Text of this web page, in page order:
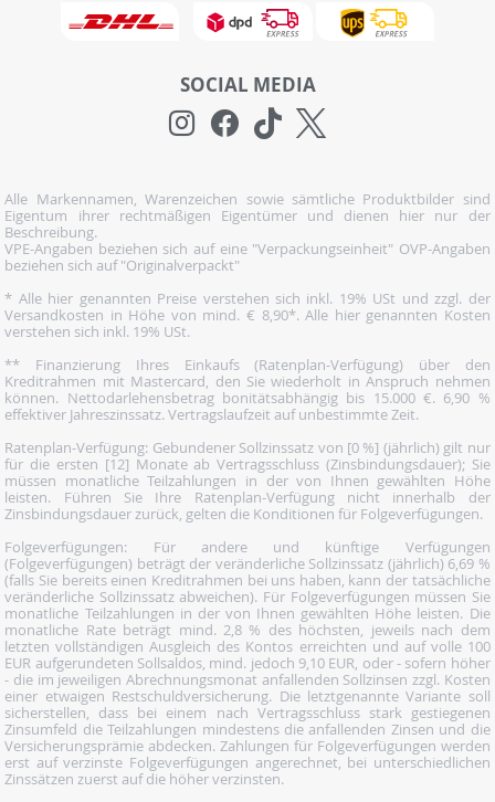
SOCIAL MEDIA
Alle Markennamen, Warenzeichen sowie sämtliche Produktbilder sind
Eigentum ihrer rechtmäßigen Eigentümer und dienen hier nur der
Beschreibung.
VPE-Angaben beziehen sich auf eine "Verpackungseinheit" OVP-Angaben
beziehen sich auf "Originalverpackt"
* Alle hier genannten Preise verstehen sich inkl. 19% USt und zzgl. der
Versandkosten in Höhe von mind. € 8,90*. Alle hier genannten Kosten
verstehen sich inkl. 19% USt.
** Finanzierung Ihres Einkaufs (Ratenplan-Verfügung) über den
Kreditrahmen mit Mastercard, den Sie wiederholt in Anspruch nehmen
können. Nettodarlehensbetrag bonitätsabhängig bis 15.000 €. 6,90 %
effektiver Jahreszinssatz. Vertragslaufzeit auf unbestimmte Zeit.
Ratenplan-Verfügung: Gebundener Sollzinssatz von [0 %] (jährlich) gilt nur
für die ersten [12] Monate ab Vertragsschluss (Zinsbindungsdauer); Sie
müssen monatliche Teilzahlungen in der von Ihnen gewählten Höhe
leisten. Führen Sie Ihre Ratenplan-Verfügung nicht innerhalb der
Zinsbindungsdauer zurück, gelten die Konditionen für Folgeverfügungen.
Folgeverfügungen: Für andere und künftige Verfügungen
(Folgeverfügungen) beträgt der veränderliche Sollzinssatz (jährlich) 6,69 %
(falls Sie bereits einen Kreditrahmen bei uns haben, kann der tatsächliche
veränderliche Sollzinssatz abweichen). Für Folgeverfügungen müssen Sie
monatliche Teilzahlungen in der von Ihnen gewählten Höhe leisten. Die
monatliche Rate beträgt mind. 2,8 % des höchsten, jeweils nach dem
letzten vollständigen Ausgleich des Kontos erreichten und auf volle 100
EUR aufgerundeten Sollsaldos, mind. jedoch 9,10 EUR, oder - sofern höher
- die im jeweiligen Abrechnungsmonat anfallenden Sollzinsen zzgl. Kosten
einer etwaigen Restschuldversicherung. Die letztgenannte Variante soll
sicherstellen, dass bei einem nach Vertragsschluss stark gestiegenen
Zinsumfeld die Teilzahlungen mindestens die anfallenden Zinsen und die
Versicherungsprämie abdecken. Zahlungen für Folgeverfügungen werden
erst auf verzinste Folgeverfügungen angerechnet, bei unterschiedlichen
Zinssätzen zuerst auf die höher verzinsten.